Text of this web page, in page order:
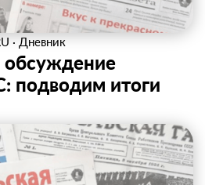
· Дневник
подводим итоги